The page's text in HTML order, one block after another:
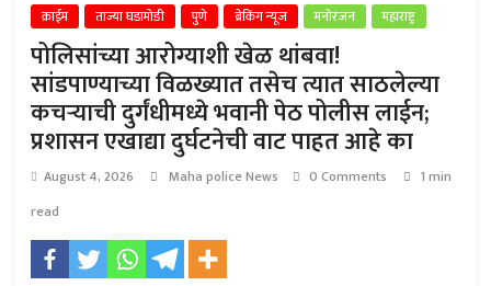
क्राईम ताज्या घडामोडी पुणे ब्रेकिंग न्यूज मनोरंजन महाराष्ट्र
पोलिसांच्या आरोग्याशी खेळ थांबवा!
सांडपाण्याच्या विळख्यात तसेच त्यात साठलेल्या
कचऱ्याची दुर्गंधीमध्ये भवानी पेठ पोलीस लाईन;
प्रशासन एखाद्या दुर्घटनेची वाट पाहत आहे का
August 4, 2026 Maha police News 0 Comments
1 min
read